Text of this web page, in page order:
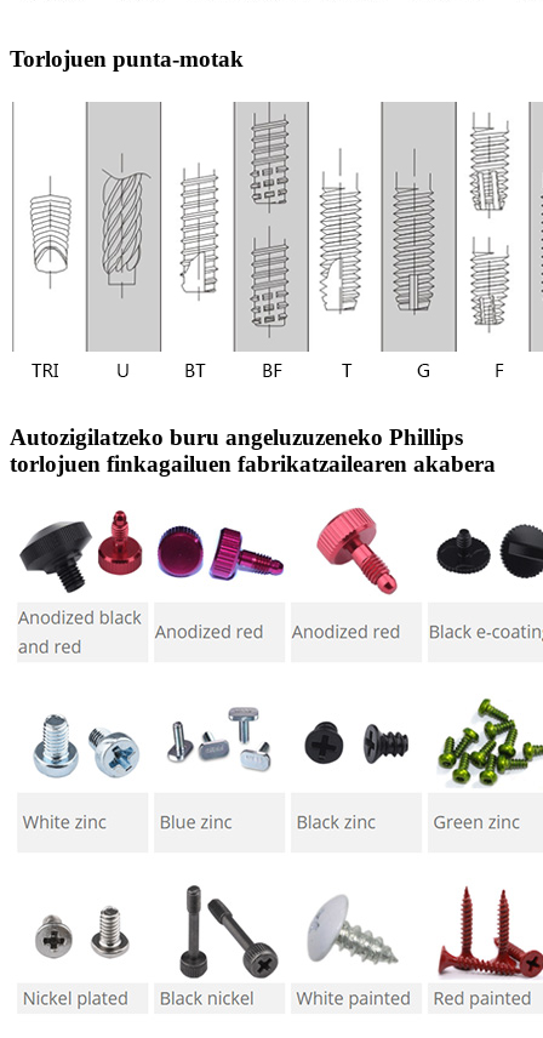
Torlojuen punta-motak
Autozigilatzeko buru angeluzuzeneko Phillips
torlojuen finkagailuen fabrikatzailearen akabera